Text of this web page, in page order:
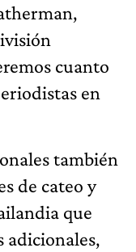
cuanto
en
también
de cateo y
que
adicionales,